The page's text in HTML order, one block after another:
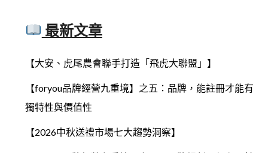
最新文章
【大安、虎尾農會聯手打造「飛虎大聯盟」】
【foryou品牌經營九重境】之五：品牌，能註冊才能有
獨特性與價值性
【2026中秋送禮市場七大趨勢洞察】